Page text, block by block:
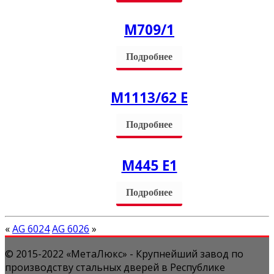
М709/1
Подробнее
М1113/62 Е
Подробнее
M445 Е1
Подробнее
«AG 6024AG 6026 »
© 2015-2022 «МетаЛюкс» - Крупнейший завод по
производству стальных дверей в Республике